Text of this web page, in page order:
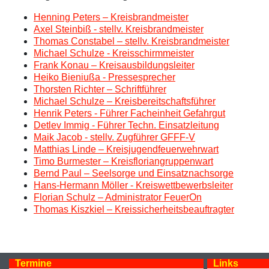
Henning Peters – Kreisbrandmeister
Axel Steinbiß - stellv. Kreisbrandmeister
Thomas Constabel – stellv. Kreisbrandmeister
Michael Schulze - Kreisschirmmeister
Frank Konau – Kreisausbildungsleiter
Heiko Bieniußa - Pressesprecher
Thorsten Richter – Schriftführer
Michael Schulze – Kreisbereitschaftsführer
Henrik Peters - Führer Facheinheit Gefahrgut
Detlev Immig - Führer Techn. Einsatzleitung
Maik Jacob - stellv. Zugführer GFFF-V
Matthias Linde – Kreisjugendfeuerwehrwart
Timo Burmester – Kreisfloriangruppenwart
Bernd Paul – Seelsorge und Einsatznachsorge
Hans-Hermann Möller - Kreiswettbewerbsleiter
Florian Schulz – Administrator FeuerOn
Thomas Kiszkiel – Kreissicherheitsbeauftragter
Termine Links